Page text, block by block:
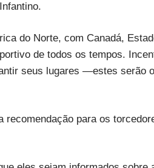
do Norte, com Canadá,
de todos os tempos.
seus lugares —estes serão
para os